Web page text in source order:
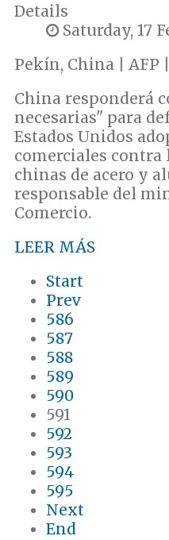
Details
Saturday, 17
Pekín, China | AFP |
China responderá
necesarias" para
Estados Unidos
comerciales contra
chinas de acero y
responsable del
Comercio.
LEER MÁS
Start
Prev
586
587
588
589
590
591
592
593
594
595
Next
End